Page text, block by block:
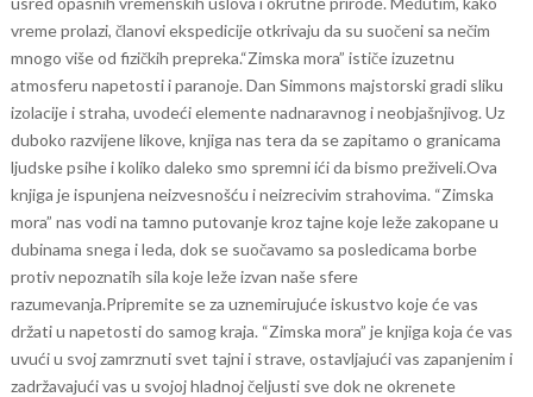
vreme prolazi, članovi ekspedicije otkrivaju da su suočeni sa nečim
mnogo više od fizičkih prepreka.“Zimska mora” ističe izuzetnu
atmosferu napetosti i paranoje. Dan Simmons majstorski gradi sliku
izolacije i straha, uvodeći elemente nadnaravnog i neobjašnjivog. Uz
duboko razvijene likove, knjiga nas tera da se zapitamo o granicama
ljudske psihe i koliko daleko smo spremni ići da bismo preživeli.Ova
knjiga je ispunjena neizvesnošću i neizrecivim strahovima. “Zimska
mora” nas vodi na tamno putovanje kroz tajne koje leže zakopane u
dubinama snega i leda, dok se suočavamo sa posledicama borbe
protiv nepoznatih sila koje leže izvan naše sfere
razumevanja.Pripremite se za uznemirujuće iskustvo koje će vas
držati u napetosti do samog kraja. “Zimska mora” je knjiga koja će vas
uvući u svoj zamrznuti svet tajni i strave, ostavljajući vas zapanjenim i
zadržavajući vas u svojoj hladnoj čeljusti sve dok ne okrenete